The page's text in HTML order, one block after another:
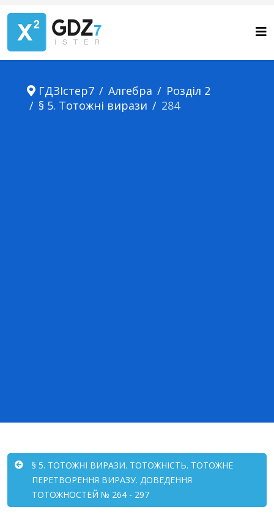
ГДЗІстер7 Алгебра
Розділ 2
§ 5. Тотожні вирази
284
§ 5. ТОТОЖНІ ВИРАЗИ. ТОТОЖНІСТЬ. ТОТОЖНЕ
ПЕРЕТВОРЕННЯ ВИРАЗУ. ДОВЕДЕННЯ
ТОТОЖНОСТЕЙ № 264 - 297